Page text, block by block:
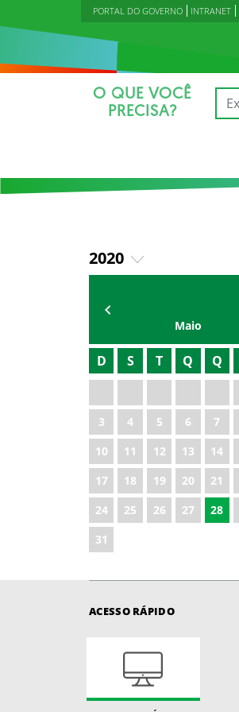
PORTAL DO GOVERNO INTRANET
O QUE VOCÊ
PRECISA?
2020
2019
2021
2022
2023
2024
2025
2026
Maio
D S T Q Q
3
4 5 6 7
10
11 12 13 14
17
18 19 20 21
24
25 26 27 28
31
ACESSO RÁPIDO